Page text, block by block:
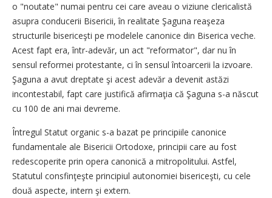
o "noutate" numai pentru cei care aveau o viziune clericalistă
asupra conducerii Bisericii, în realitate Şaguna reaşeza
structurile bisericeşti pe modelele canonice din Biserica veche.
Acest fapt era, într-adevăr, un act "reformator", dar nu în
sensul reformei protestante, ci în sensul întoarcerii la izvoare.
Şaguna a avut dreptate şi acest adevăr a devenit astăzi
incontestabil, fapt care justifică afirmaţia că Şaguna s-a născut
cu 100 de ani mai devreme.
Întregul Statut organic s-a bazat pe principiile canonice
fundamentale ale Bisericii Ortodoxe, principii care au fost
redescoperite prin opera canonică a mitropolitului. Astfel,
Statutul consfinţeşte principiul autonomiei bisericeşti, cu cele
două aspecte, intern şi extern.